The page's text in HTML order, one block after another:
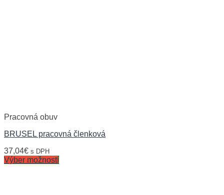
Pracovná obuv
BRUSEL pracovná členková
37,04€ s DPH
Výber možností